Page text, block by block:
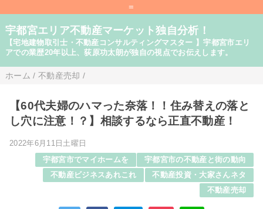
=
宇都宮エリア不動産マーケット独自分析！
【宅地建物取引士・不動産コンサルティングマスター 】宇都宮市エリ
アでの業歴20年以上、荻原功太朗が独自の視点でお伝えします。
ホーム / 不動産売却 /
【60代夫婦のハマった奈落！！住み替えの落と
し穴に注意！？】相談するなら正直不動産！
2022年6月11日土曜日
宇都宮市でマイホームを
宇都宮市の不動産と街の動向
不動産ビジネスあれこれ
不動産投資・大家さんネタ
不動産売却